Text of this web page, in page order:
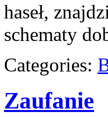
haseł,
schematy
Categories:
Zaufanie